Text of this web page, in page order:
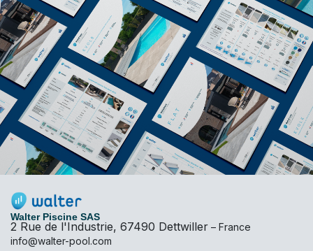
Walter Piscine SAS
2 Rue de l'Industrie, 67490 Dettwiller – France
info@walter-pool.com